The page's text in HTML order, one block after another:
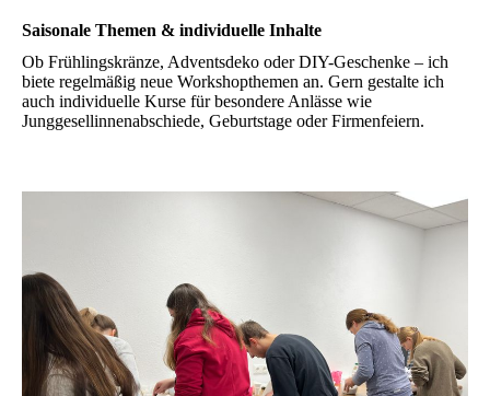
Saisonale Themen & individuelle Inhalte
Ob Frühlingskränze, Adventsdeko oder DIY-Geschenke – ich
biete regelmäßig neue Workshopthemen an. Gern gestalte ich
auch individuelle Kurse für besondere Anlässe wie
Junggesellinnenabschiede, Geburtstage oder Firmenfeiern.